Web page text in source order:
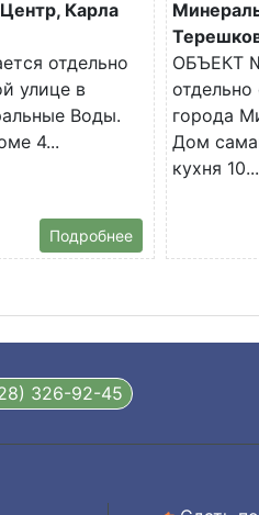
Карла
отдельно
улице в
Воды.
4...
Подробнее
ОБЪЕКТ
города
Дом
кухня 10...
326-92-45